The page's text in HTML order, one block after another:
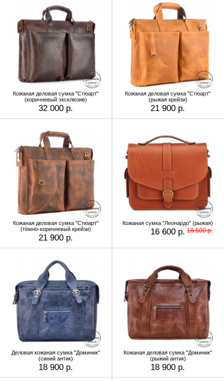
Кожаная деловая сумка "Стюарт"
(коричневый эксклюзив)
32 000 р.
Кожаная деловая сумка "Стюарт"
(рыжая крейзи)
21 900 р.
Кожаная деловая сумка "Стюарт"
(тёмно-коричневый крейзи)
21 900 р.
Кожаная сумка "Леонардо" (рыжая)
16 600 р. 18 500 р.
Деловая кожаная сумка "Доминик"
(синий антик)
18 900 р.
Кожаная деловая сумка "Доминик"
(рыжий антик)
18 900 р.